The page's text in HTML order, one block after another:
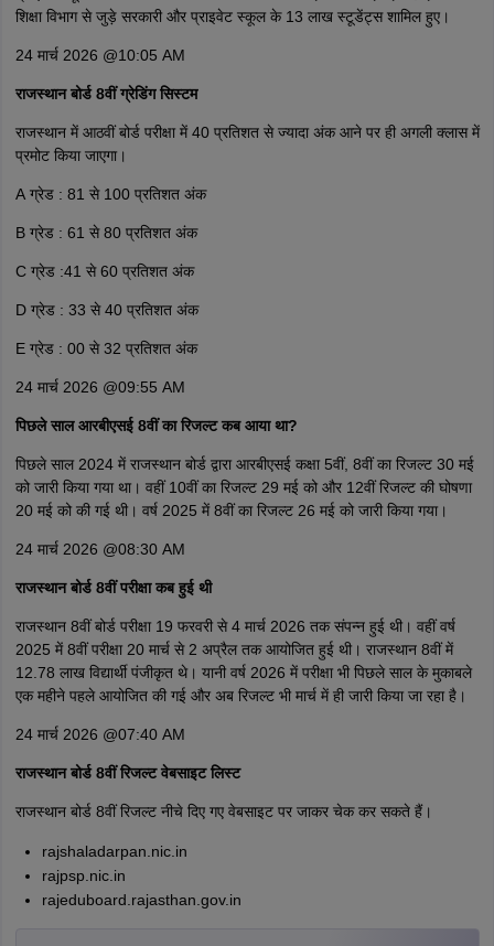
शिक्षा विभाग से जुड़े सरकारी और प्राइवेट स्कूल के 13 लाख स्टूडेंट्स शामिल हुए।
24 मार्च 2026 @10:05 AM
राजस्थान बोर्ड 8वीं ग्रेडिंग सिस्टम
राजस्थान में आठवीं बोर्ड परीक्षा में 40 प्रतिशत से ज्यादा अंक आने पर ही अगली क्लास में
प्रमोट किया जाएगा।
A ग्रेड : 81 से 100 प्रतिशत अंक
B ग्रेड : 61 से 80 प्रतिशत अंक
C ग्रेड :41 से 60 प्रतिशत अंक
D ग्रेड : 33 से 40 प्रतिशत अंक
E ग्रेड : 00 से 32 प्रतिशत अंक
24 मार्च 2026 @09:55 AM
पिछले साल आरबीएसई 8वीं का रिजल्ट कब आया था?
पिछले साल 2024 में राजस्थान बोर्ड द्वारा आरबीएसई कक्षा 5वीं, 8वीं का रिजल्ट 30 मई
को जारी किया गया था। वहीं 10वीं का रिजल्ट 29 मई को और 12वीं रिजल्ट की घोषणा
20 मई को की गई थी। वर्ष 2025 में 8वीं का रिजल्ट 26 मई को जारी किया गया।
24 मार्च 2026 @08:30 AM
राजस्थान बोर्ड 8वीं परीक्षा कब हुई थी
राजस्थान 8वीं बोर्ड परीक्षा 19 फरवरी से 4 मार्च 2026 तक संपन्न हुई थी। वहीं वर्ष
2025 में 8वीं परीक्षा 20 मार्च से 2 अप्रैल तक आयोजित हुई थी। राजस्थान 8वीं में
12.78 लाख विद्यार्थी पंजीकृत थे। यानी वर्ष 2026 में परीक्षा भी पिछले साल के मुकाबले
एक महीने पहले आयोजित की गई और अब रिजल्ट भी मार्च में ही जारी किया जा रहा है।
24 मार्च 2026 @07:40 AM
राजस्थान बोर्ड 8वीं रिजल्ट वेबसाइट लिस्ट
राजस्थान बोर्ड 8वीं रिजल्ट नीचे दिए गए वेबसाइट पर जाकर चेक कर सकते हैं।
rajshaladarpan.nic.in
rajpsp.nic.in
rajeduboard.rajasthan.gov.in